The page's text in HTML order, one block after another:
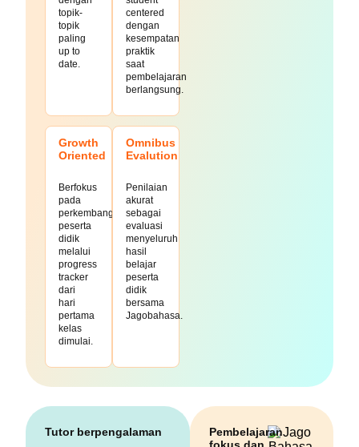
topik-
topik
paling
up to
date.
centered
dengan
kesempatan
praktik
saat
pembelajaran
berlangsung.
Growth
Oriented
Berfokus
pada
perkembangan
peserta
didik
melalui
progress
tracker
dari
hari
pertama
kelas
dimulai.
Omnibus
Evalution
Penilaian
akurat
sebagai
evaluasi
menyeluruh
hasil
belajar
peserta
didik
bersama
Jagobahasa.
Tutor berpengalaman
Pembelajaran